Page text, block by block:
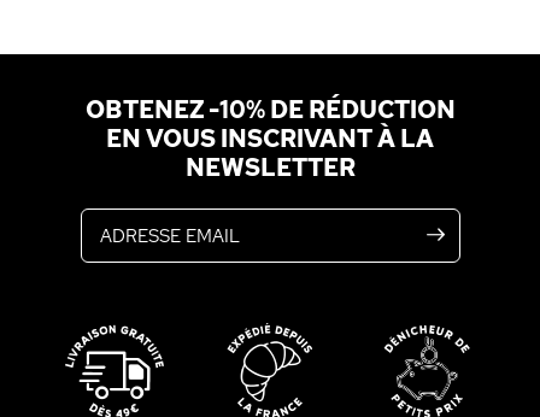
OBTENEZ -10% DE RÉDUCTION
EN VOUS INSCRIVANT À LA
NEWSLETTER